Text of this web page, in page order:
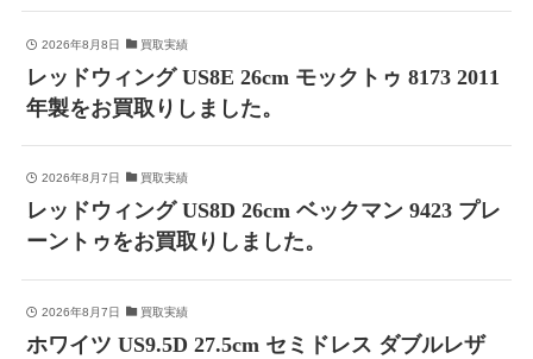
2026年8月8日 買取実績
レッドウィング US8E 26cm モックトゥ 8173 2011
年製をお買取りしました。
2026年8月7日 買取実績
レッドウィング US8D 26cm ベックマン 9423 プレ
ーントゥをお買取りしました。
2026年8月7日 買取実績
ホワイツ US9.5D 27.5cm セミドレス ダブルレザ